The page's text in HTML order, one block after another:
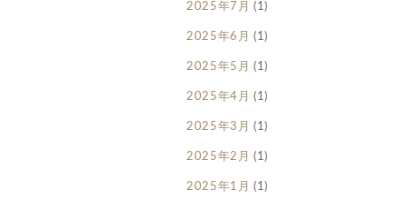
2025年7月 (1)
2025年6月 (1)
2025年5月 (1)
2025年4月 (1)
2025年3月 (1)
2025年2月 (1)
2025年1月 (1)